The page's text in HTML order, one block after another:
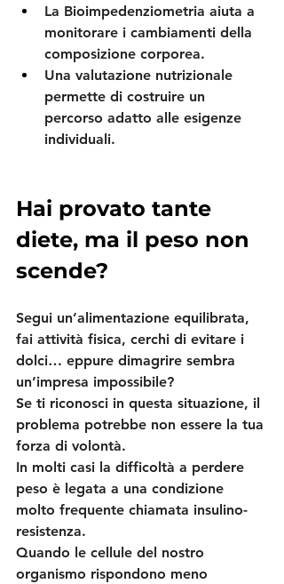
La Bioimpedenziometria aiuta a
monitorare i cambiamenti della
composizione corporea.
Una valutazione nutrizionale
permette di costruire un
percorso adatto alle esigenze
individuali.
Hai provato tante
diete, ma il peso non
scende?
Segui un’alimentazione equilibrata,
fai attività fisica, cerchi di evitare i
dolci… eppure dimagrire sembra
un’impresa impossibile?
Se ti riconosci in questa situazione, il
problema potrebbe non essere la tua
forza di volontà.
In molti casi la difficoltà a perdere
peso è legata a una condizione
molto frequente chiamata insulino-
resistenza.
Quando le cellule del nostro
organismo rispondono meno